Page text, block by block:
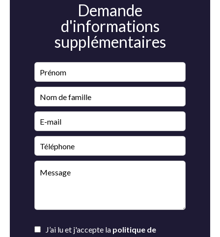
Demande
d'informations
supplémentaires
J’ai lu et j'accepte la politique de